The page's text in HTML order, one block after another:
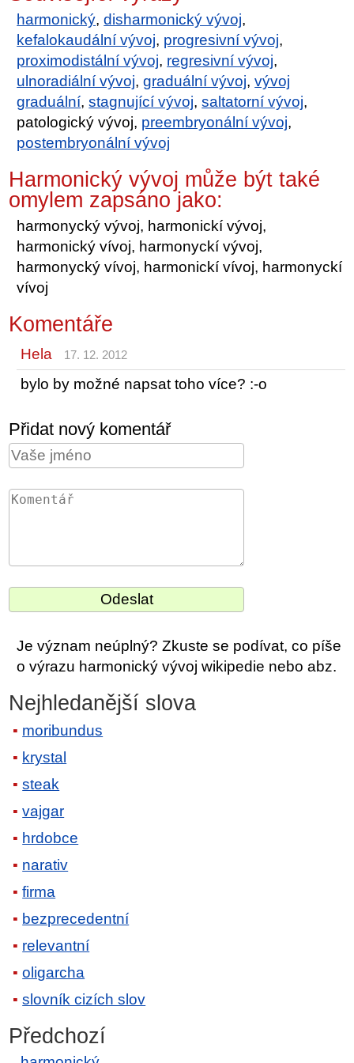
harmonický,disharmonický vývoj,
kefalokaudální vývoj, progresivní vývoj,
proximodistální vývoj, regresivní vývoj,
ulnoradiální vývoj,graduální vývoj,vývoj
graduální,stagnující vývoj,saltatorní vývoj,
patologický vývoj, preembryonální vývoj,
postembryonální vývoj
Harmonický vývoj může být také
omylem zapsáno jako:
harmonycký vývoj, harmonickí vývoj,
harmonický vívoj, harmonyckí vývoj,
harmonycký vívoj, harmonickí vívoj, harmonyckí
vívoj
Komentáře
Hela 17. 12. 2012
bylo by možné napsat toho více? :-o
Přidat nový komentář
Je význam neúplný? Zkuste se podívat, co píše
o výrazu harmonický vývoj wikipedie nebo abz.
Nejhledanější slova
moribundus
krystal
steak
vajgar
hrdobce
narativ
firma
bezprecedentní
relevantní
oligarcha
slovník cizích slov
Předchozí